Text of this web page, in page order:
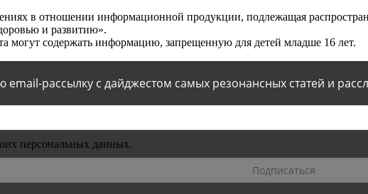
в отношении информационной продукции, подлежащая
и развитию».
могут содержать информацию, запрещенную для детей младше 16 лет.
email-рассылку с дайджестом самых резонансных статей и
персональных данных.